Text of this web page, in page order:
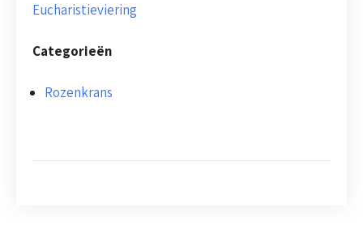
Eucharistieviering
Categorieën
Rozenkrans